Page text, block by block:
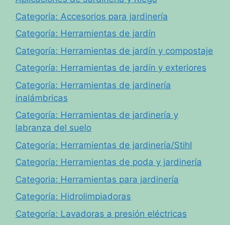
Categoría: Accesorios para jardinería
Categoría: Herramientas de jardín
Categoría: Herramientas de jardín y compostaje
Categoría: Herramientas de jardín y exteriores
Categoría: Herramientas de jardinería
inalámbricas
Categoría: Herramientas de jardinería y
labranza del suelo
Categoría: Herramientas de jardinería/Stihl
Categoría: Herramientas de poda y jardinería
Categoria: Herramientas para jardinería
Categoría: Hidrolimpiadoras
Categoría: Lavadoras a presión eléctricas